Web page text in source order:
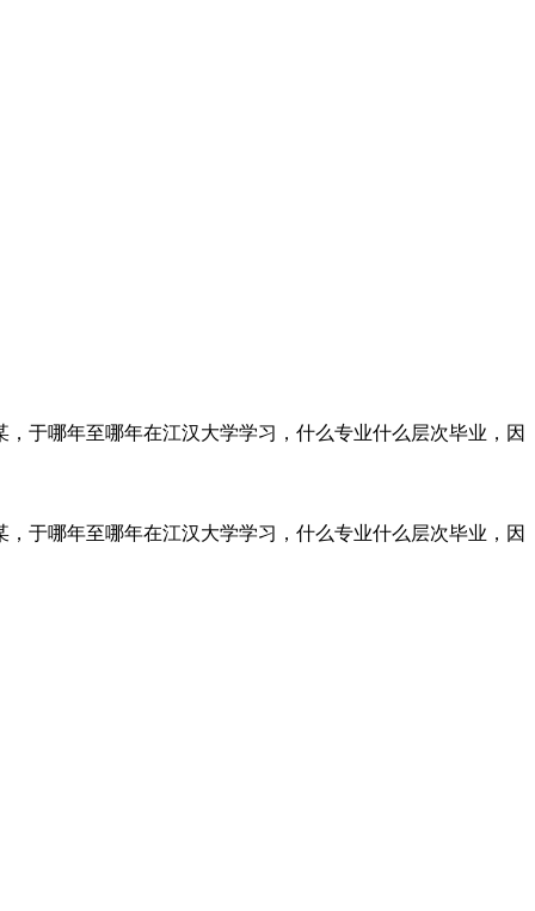
于哪年至哪年在江汉大学学习，什么专业什么层次毕业，因
于哪年至哪年在江汉大学学习，什么专业什么层次毕业，因